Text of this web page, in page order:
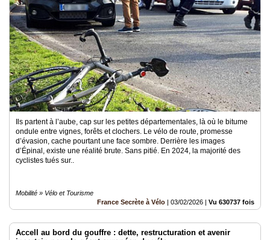
Ils partent à l’aube, cap sur les petites départementales, là où le bitume
ondule entre vignes, forêts et clochers. Le vélo de route, promesse
d’évasion, cache pourtant une face sombre. Derrière les images
d’Épinal, existe une réalité brute. Sans pitié. En 2024, la majorité des
cyclistes tués sur..
Mobilité » Vélo et Tourisme
France Secrète à Vélo | 03/02/2026 | Vu 630737 fois
Accell au bord du gouffre : dette, restructuration et avenir